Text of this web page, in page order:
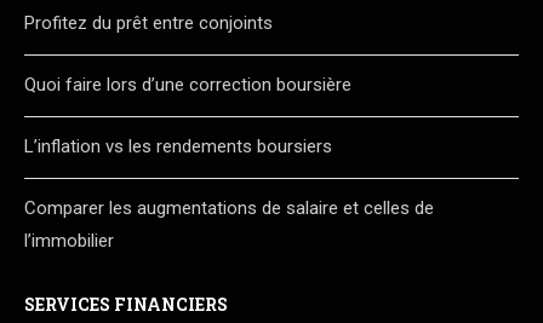
Profitez du prêt entre conjoints
Quoi faire lors d’une correction boursière
L’inflation vs les rendements boursiers
Comparer les augmentations de salaire et celles de
l’immobilier
SERVICES FINANCIERS